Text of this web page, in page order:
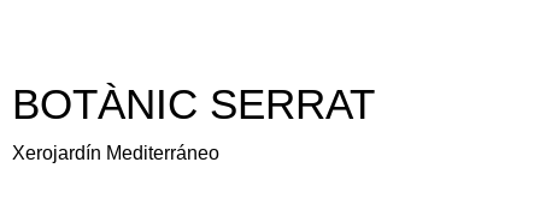
BOTÀNIC SERRAT
Xerojardín Mediterráneo